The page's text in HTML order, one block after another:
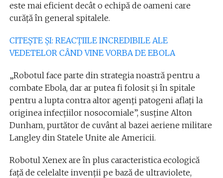
este mai eficient decât o echipă de oameni care
curăță în general spitalele.
CITEȘTE ȘI: REACȚIILE INCREDIBILE ALE
VEDETELOR CÂND VINE VORBA DE EBOLA
„Robotul face parte din strategia noastră pentru a
combate Ebola, dar ar putea fi folosit şi în spitale
pentru a lupta contra altor agenţi patogeni aflaţi la
originea infecţiilor nosocomiale”, susține Alton
Dunham, purtător de cuvânt al bazei aeriene militare
Langley din Statele Unite ale Americii.
Robotul Xenex are în plus caracteristica ecologică
față de celelalte invenții pe bază de ultraviolete,